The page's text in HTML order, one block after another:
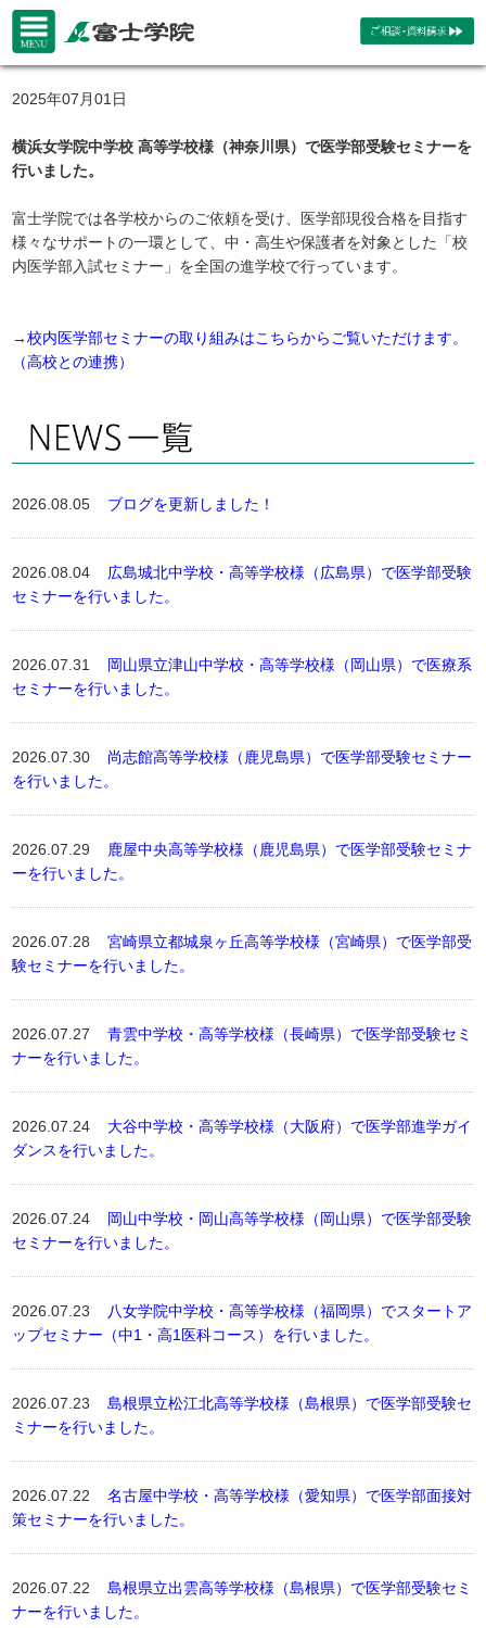
2025年07月01日
横浜女学院中学校 高等学校様（神奈川県）で医学部受験セミナーを
行いました。
富士学院では各学校からのご依頼を受け、医学部現役合格を目指す
様々なサポートの一環として、中・高生や保護者を対象とした「校
内医学部入試セミナー」を全国の進学校で行っています。
→校内医学部セミナーの取り組みはこちらからご覧いただけます。
（高校との連携）
2026.08.05 ブログを更新しました！
2026.08.04 広島城北中学校・高等学校様（広島県）で医学部受験
セミナーを行いました。
2026.07.31 岡山県立津山中学校・高等学校様（岡山県）で医療系
セミナーを行いました。
2026.07.30 尚志館高等学校様（鹿児島県）で医学部受験セミナー
を行いました。
2026.07.29
鹿屋中央高等学校様（鹿児島県）で医学部受験セミナ
ーを行いました。
2026.07.28宮崎県立都城泉ヶ丘高等学校様（宮崎県）で医学部受
験セミナーを行いました。
2026.07.27青雲中学校・高等学校様（長崎県）で医学部受験セミ
ナーを行いました。
2026.07.24 大谷中学校・高等学校様（大阪府）で医学部進学ガイ
ダンスを行いました。
2026.07.24 岡山中学校・岡山高等学校様（岡山県）で医学部受験
セミナーを行いました。
2026.07.23
八女学院中学校・高等学校様（福岡県）でスタートア
ップセミナー（中1・高1医科コース）を行いました。
2026.07.23島根県立松江北高等学校様（島根県）で医学部受験セ
ミナーを行いました。
2026.07.22名古屋中学校・高等学校様（愛知県）で医学部面接対
策セミナーを行いました。
2026.07.22島根県立出雲高等学校様（島根県）で医学部受験セミ
ナーを行いました。